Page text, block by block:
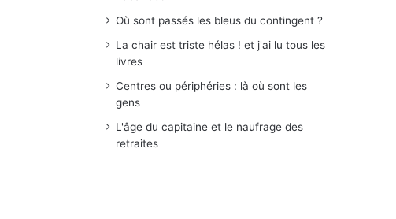
Où sont passés les bleus du contingent ?
La chair est triste hélas ! et j'ai lu tous les
livres
Centres ou périphéries : là où sont les
gens
L'âge du capitaine et le naufrage des
retraites